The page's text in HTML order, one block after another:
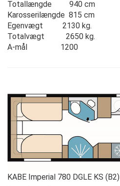
Totallængde 940 cm
Karosserilængde 815 cm
Egenvægt 2130 kg.
Totalvægt 2650 kg.
A-mål 1200
KABE Imperial 780 DGLE KS (B2)